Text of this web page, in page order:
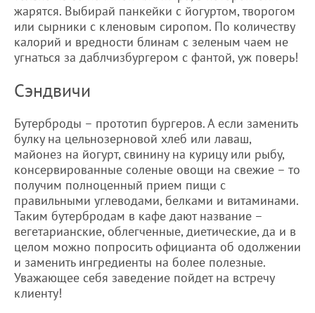
жарятся. Выбирай панкейки с йогуртом, творогом
или сырники с кленовым сиропом. По количеству
калорий и вредности блинам с зеленым чаем не
угнаться за даблчизбургером с фантой, уж поверь!
Сэндвичи
Бутерброды – прототип бургеров. А если заменить
булку на цельнозерновой хлеб или лаваш,
майонез на йогурт, свинину на курицу или рыбу,
консервированные соленые овощи на свежие – то
получим полноценный прием пищи с
правильными углеводами, белками и витаминами.
Таким бутербродам в кафе дают название –
вегетарианские, облегченные, диетические, да и в
целом можно попросить официанта об одолжении
и заменить ингредиенты на более полезные.
Уважающее себя заведение пойдет на встречу
клиенту!